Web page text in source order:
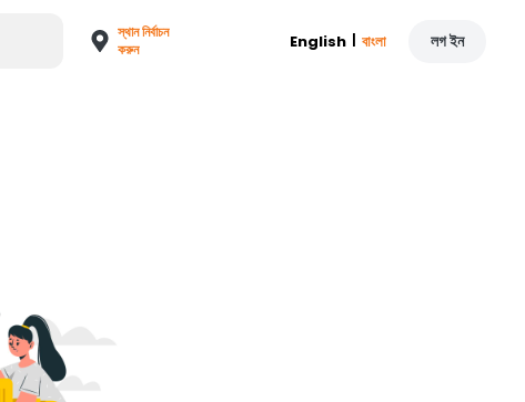
স্থান নির্বাচন
করুন
English | বাংলা লগ ইন